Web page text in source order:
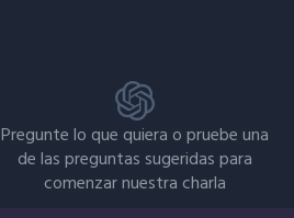
Pregunte lo que quiera o pruebe una
de las preguntas sugeridas para
comenzar nuestra charla